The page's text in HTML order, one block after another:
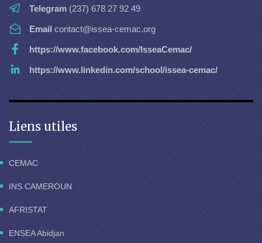
Telegram (237) 678 27 92 49
Email contact@issea-cemac.org
https://www.facebook.com/IsseaCemac/
https://www.linkedin.com/school/issea-cemac/
Liens utiles
CEMAC
INS CAMEROUN
AFRISTAT
ENSEA Abidjan